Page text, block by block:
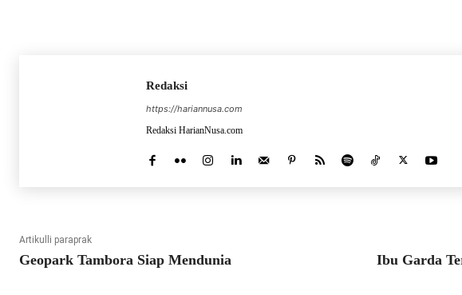
Redaksi
https://hariannusa.com
Redaksi HarianNusa.com
Artikulli paraprak
Geopark Tambora Siap Mendunia
Ibu Garda